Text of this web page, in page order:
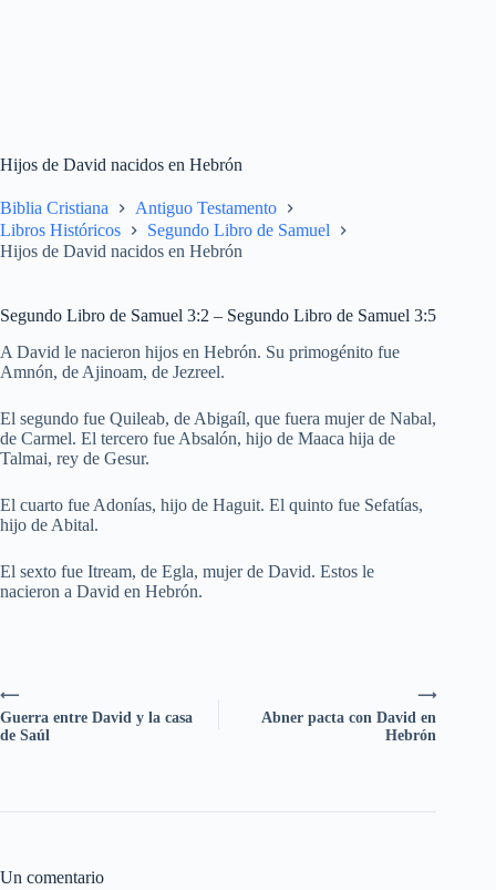
Hijos de David nacidos en Hebrón
Biblia Cristiana
Antiguo Testamento
Libros Históricos
Segundo Libro de Samuel
Hijos de David nacidos en Hebrón
Segundo Libro de Samuel 3:2 – Segundo Libro de Samuel 3:5
A David le nacieron hijos en Hebrón. Su primogénito fue
Amnón, de Ajinoam, de Jezreel.
El segundo fue Quileab, de Abigaíl, que fuera mujer de Nabal,
de Carmel. El tercero fue Absalón, hijo de Maaca hija de
Talmai, rey de Gesur.
El cuarto fue Adonías, hijo de Haguit. El quinto fue Sefatías,
hijo de Abital.
El sexto fue Itream, de Egla, mujer de David. Estos le
nacieron a David en Hebrón.
⟶
Abner pacta con David en
Hebrón
⟵
Guerra entre David y la casa
de Saúl
Un comentario